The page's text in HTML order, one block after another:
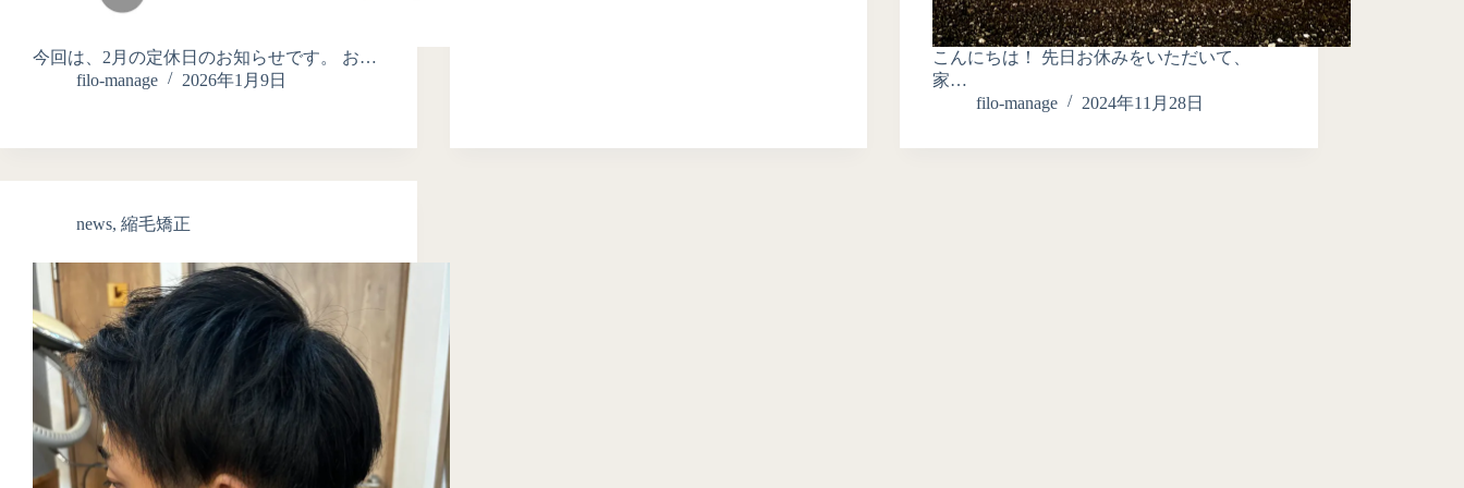
今回は、2月の定休日のお知らせです。 お…
filo-manage
2026年1月9日
こんにちは！ 先日お休みをいただいて、
家…
filo-manage
2024年11月28日
news, 縮毛矯正